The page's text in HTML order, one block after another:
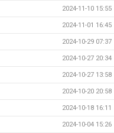
2024-11-10 15:55
2024-11-01 16:45
2024-10-29 07:37
2024-10-27 20:34
2024-10-27 13:58
2024-10-20 20:58
2024-10-18 16:11
2024-10-04 15:26